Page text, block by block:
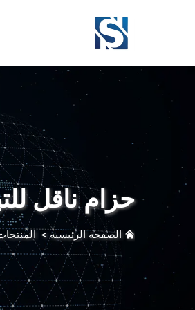
حزام ناقل
الصفحة الرئيسية >